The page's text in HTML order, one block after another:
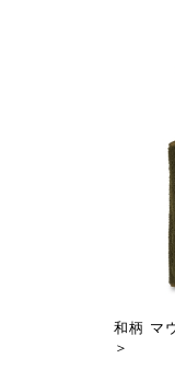
和柄 マ
＞